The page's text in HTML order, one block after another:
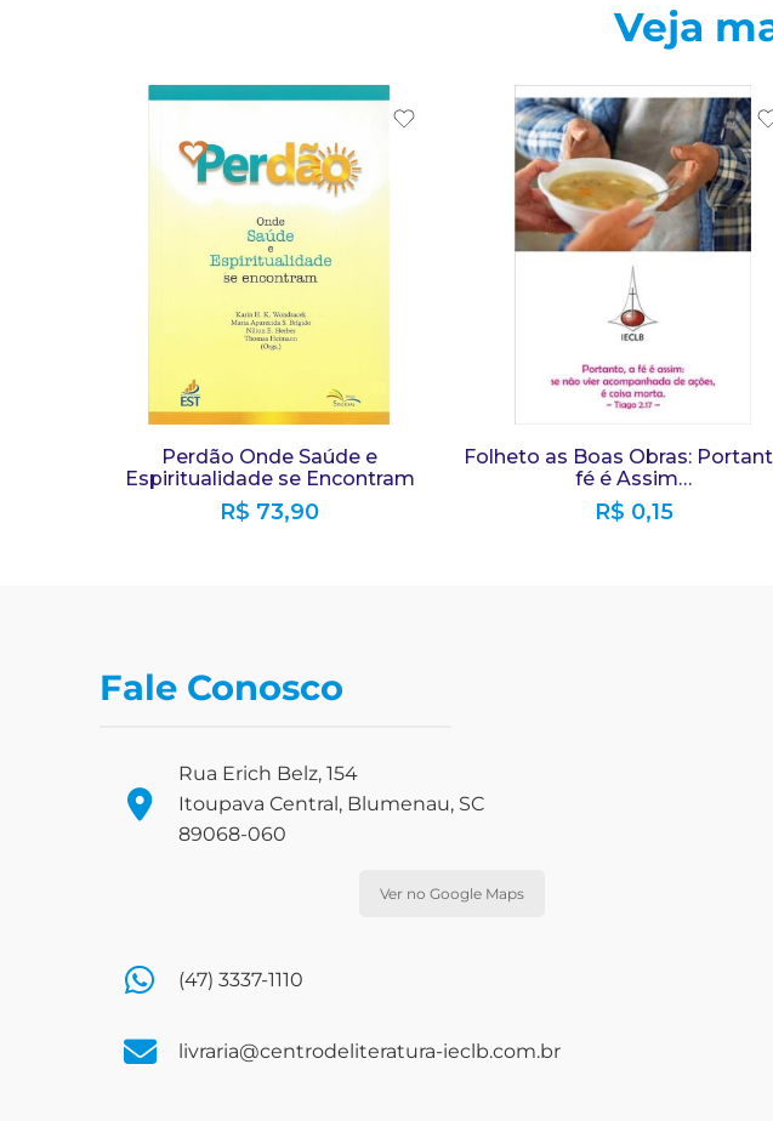
Veja
Perdão Onde Saúde e
Espiritualidade se Encontram
R$ 73,90
Folheto as Boas Obras:
fé é Assim…
R$ 0,15
Fale Conosco
Rua Erich Belz, 154
Itoupava Central, Blumenau, SC
89068-060
Ver no Google Maps
(47) 3337-1110
livraria@centrodeliteratura-ieclb.com.br